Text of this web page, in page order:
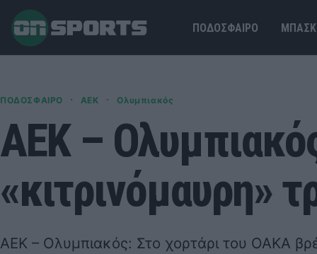
ΠΟΔΟΣΦΑΙΡΟ
ΠΟΔΟΣΦΑΙΡΟ · ΑΕΚ · Ολυμπιακός
ΑΕΚ –
«κιτρινόμαυρη»
ΑΕΚ – Ολυμπιακός: Στο χορτάρι του ΟΑΚΑ